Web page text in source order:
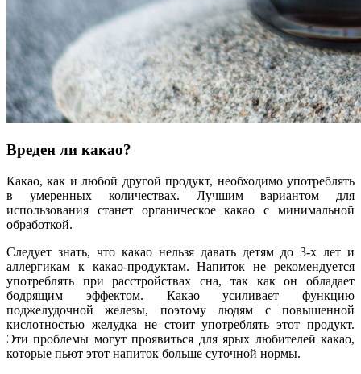
Вреден ли какао?
Какао, как и любой другой продукт, необходимо употреблять
в умеренных количествах. Лучшим вариантом для
использования станет органическое какао с минимальной
обработкой.
Следует знать, что какао нельзя давать детям до 3-х лет и
аллергикам к какао-продуктам. Напиток не рекомендуется
употреблять при расстройствах сна, так как он обладает
бодрящим эффектом. Какао усиливает функцию
поджелудочной железы, поэтому людям с повышенной
кислотностью желудка не стоит употреблять этот продукт.
Эти проблемы могут проявиться для ярых любителей какао,
которые пьют этот напиток больше суточной нормы.